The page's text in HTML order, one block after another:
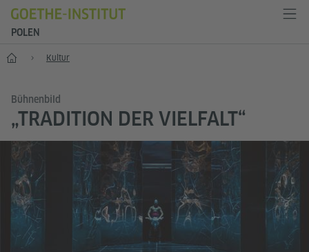
POLEN
Start Kultur
Bühnenbild
„TRADITION DER VIELFALT“